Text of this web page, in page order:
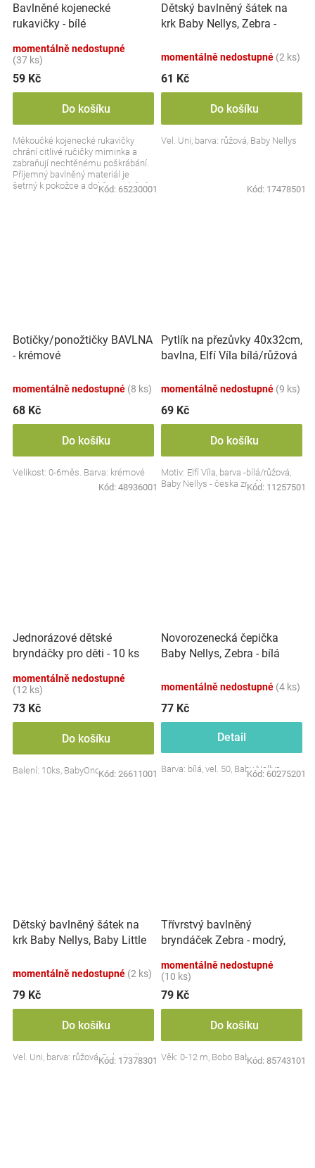
Bavlněné kojenecké
rukavičky - bílé
momentálně nedostupné
(37 ks)
59 Kč
Do košíku
Měkoučké kojenecké rukavičky
chrání citlivé ručičky miminka a
zabraňují nechtěnému poškrábání.
Příjemný bavlněný materiál je
šetrný k pokožce a dobře prodyšný.
Kód: 65230001
Dětský bavlněný šátek na
krk Baby Nellys, Zebra -
momentálně nedostupné (2 ks)
61 Kč
Do košíku
Vel. Uni, barva: růžová, Baby Nellys
Kód: 17478501
Botičky/ponožtičky BAVLNA
- krémové
momentálně nedostupné (8 ks)
68 Kč
Do košíku
Velikost: 0-6měs. Barva: krémové
Kód: 48936001
Pytlík na přezůvky 40x32cm,
bavlna, Elfí Víla bílá/růžová
momentálně nedostupné (9 ks)
69 Kč
Do košíku
Motiv: Elfí Víla, barva -bílá/růžová,
Baby Nellys - česka značka
Kód: 11257501
Jednorázové dětské
bryndáčky pro děti - 10 ks
momentálně nedostupné
(12 ks)
73 Kč
Do košíku
Balení: 10ks, BabyOnoKód: 26611001
Novorozenecká čepička
Baby Nellys, Zebra - bílá
momentálně nedostupné (4 ks)
77 Kč
Detail
Barva: bílá, vel. 50, Baby Nellys
Kód: 60275201
Dětský bavlněný šátek na
krk Baby Nellys, Baby Little
momentálně nedostupné (2 ks)
79 Kč
Do košíku
Vel. Uni, barva: růžová, Baby Nellys
Kód: 17378301
Třívrstvý bavlněný
bryndáček Zebra - modrý,
momentálně nedostupné
(10 ks)
79 Kč
Do košíku
Věk: 0-12 m, Bobo BabyKód: 85743101